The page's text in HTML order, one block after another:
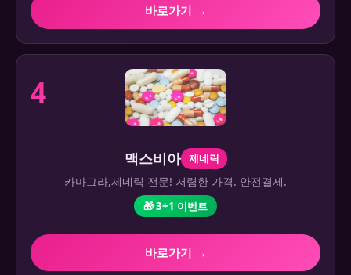
바로가기 →
4
맥스비아 제네릭
카마그라,제네릭 전문! 저렴한 가격. 안전결제.
🎁 3+1 이벤트
바로가기 →